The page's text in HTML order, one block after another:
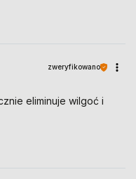
zweryfikowano
eliminuje wilgoć i